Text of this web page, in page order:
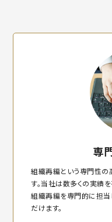
専
組織再編という専門性の
す。当社は数多くの実績
組織再編を専門的に担当
だけます。